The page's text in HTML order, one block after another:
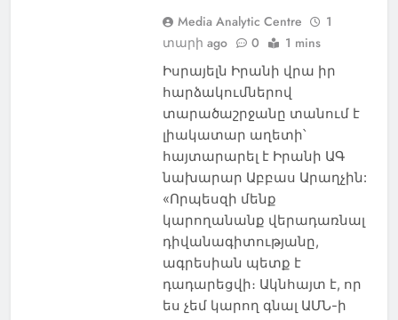
Media Analytic Centre
1
տարի ago
0 1 mins
Իսրայելն Իրանի վրա իր
հարձակումներով
տարածաշրջանը տանում է
լիակատար աղետի՝
հայտարարել է Իրանի ԱԳ
նախարար Աբբաս Արաղչին:
«Որպեսզի մենք
կարողանանք վերադառնալ
դիվանագիտությանը,
ագրեսիան պետք է
դադարեցվի։ Ակնհայտ է, որ
ես չեմ կարող գնալ ԱՄՆ-ի